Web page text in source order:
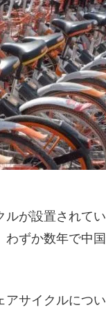
ルが設置されて
わずか数年で中
サイクルにつ